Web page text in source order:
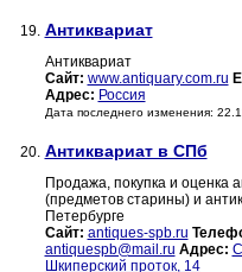
19. Антиквариат
Антиквариат
Сайт: www.antiquary.com.ru
Адрес: Россия
Дата последнего изменения:
20. Антиквариат в СПб
Продажа, покупка и оценка
(предметов старины) и
Петербурге
Сайт: antiques-spb.ru
antiquespb@mail.ru Адрес:
Шкиперский проток, 14